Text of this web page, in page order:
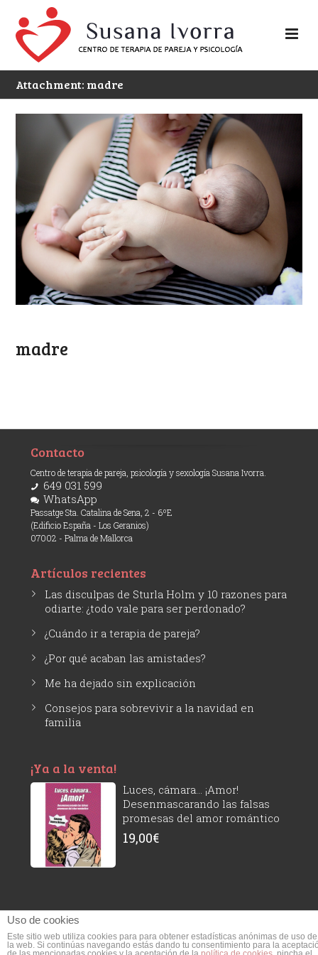
Attachment: madre
madre
Contacto
Centro de terapia de pareja, psicología y sexología Susana Ivorra.
649 031 599
WhatsApp
Passatge Sta. Catalina de Sena, 2 - 6ºE
(Edificio España - Los Geranios)
07002 - Palma de Mallorca
Artículos recientes
Las disculpas de Sturla Holm y 10 razones para
odiarte: ¿todo vale para ser perdonado?
¿Cuándo ir a terapia de pareja?
¿Por qué acaban las amistades?
Me ha dejado sin explicación
Consejos para sobrevivir a la navidad en
familia
¡Ya a la venta!
Luces, cámara... ¡Amor!
Desenmascarando las falsas
promesas del amor romántico
19,00€
Susana Ivorra © 2026 - Todos los derechos reservados.- Aviso legal y
Uso de cookies
Este sitio web utiliza cookies para para obtener estadísticas anónimas de uso de
la web. Si continúas navegando estás dando tu consentimiento para la